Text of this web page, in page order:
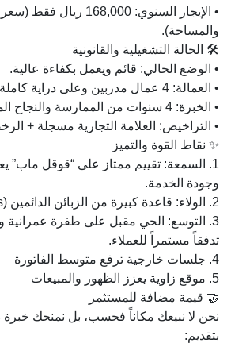
• الإيجار السنوي: 168,000
والمساحة).
🛠️ الحالة التشغيلية والقانونية
• الوضع الحالي: قائم ويعمل بكفاءة عالية.
• العمالة: 4 عمال مدربين وعلى دراية كاملة بآلية العمل.
• الخبرة: 4 سنوات من الممارسة والنجاح المستمر.
• التراخيص: العلامة التجارية مسجلة +
✨ نقاط القوة والتميز
1. السمعة: تقييم ممتاز على “قوقل ماب”
وجودة الخدمة.
2. الولاء: قاعدة كبيرة من الزبائن الدائمين (Loyal Customers).
3. التوسع: الحي مقبل على طفرة
تدفقاً مستمراً للعملاء.
4. جلسات خارجية ترفع متوسط الفاتورة
5. موقع زاوية يعزز الظهور والمبيعات
🤝 قيمة مضافة للمستثمر
بتقديم: